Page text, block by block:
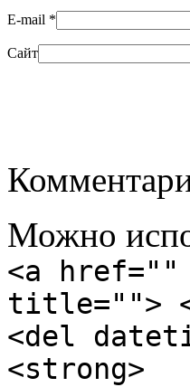
E-mail *
Сайт
Можно
<a
title="">
<del
<strong>